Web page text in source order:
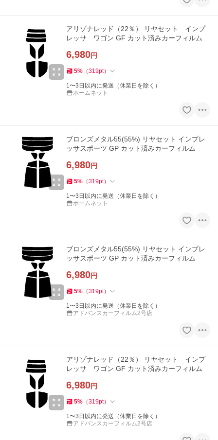
アリゾナレッド（22％） リヤセット インプ
レッサ ワゴン GF カット済みカーフィルム
6,980円
5% （319pt）
1〜3日以内に発送（休業日を除く）
ホームネット
ブロンズメタル55(55%) リヤセット インプレ
ッサスポーツ GP カット済みカーフィルム
6,980円
5% （319pt）
1〜3日以内に発送（休業日を除く）
ホームネット
ブロンズメタル55(55%) リヤセット インプレ
ッサスポーツ GP カット済みカーフィルム
6,980円
5% （319pt）
1〜3日以内に発送（休業日を除く）
アドバンスカーフィルム2号店
アリゾナレッド（22％） リヤセット インプ
レッサ ワゴン GF カット済みカーフィルム
6,980円
5% （319pt）
1〜3日以内に発送（休業日を除く）
アドバンスカーフィルム2号店